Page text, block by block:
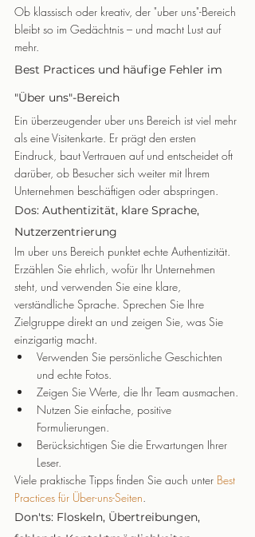
Ob klassisch oder kreativ, der "uber uns"-Bereich
bleibt so im Gedächtnis – und macht Lust auf
mehr.
Best Practices und häufige Fehler im
"Über uns"-Bereich
Ein überzeugender uber uns Bereich ist viel mehr
als eine Visitenkarte. Er prägt den ersten
Eindruck, baut Vertrauen auf und entscheidet oft
darüber, ob Besucher sich weiter mit Ihrem
Unternehmen beschäftigen oder abspringen.
Dos: Authentizität, klare Sprache,
Nutzerzentrierung
Im uber uns Bereich punktet echte Authentizität.
Erzählen Sie ehrlich, wofür Ihr Unternehmen
steht, und verwenden Sie eine klare,
verständliche Sprache. Sprechen Sie Ihre
Zielgruppe direkt an und zeigen Sie, was Sie
einzigartig macht.
Verwenden Sie persönliche Geschichten
und echte Fotos.
Zeigen Sie Werte, die Ihr Team ausmachen.
Nutzen Sie einfache, positive
Formulierungen.
Berücksichtigen Sie die Erwartungen Ihrer
Leser.
Viele praktische Tipps finden Sie auch unter Best
Practices für Über-uns-Seiten.
Don'ts: Floskeln, Übertreibungen,